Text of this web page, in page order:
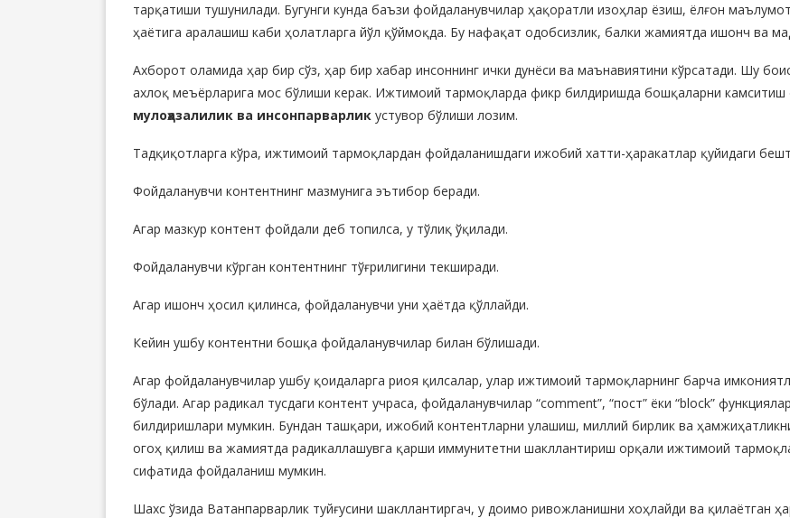
тарқатиши тушунилади. Бугунги кунда баъзи фойдаланувчилар ҳақоратли изоҳлар ёзиш, ёлғон
ҳаётига аралашиш каби ҳолатларга йўл қўймоқда. Бу нафақат одобсизлик, балки жамиятда ишонч ва
Ахборот оламида ҳар бир сўз, ҳар бир хабар инсоннинг ички дунёси ва маънавиятини кўрсатади. Шу
ахлоқ меъёрларига мос бўлиши керак. Ижтимоий тармоқларда фикр билдиришда бошқаларни камситиш
мулоҳазалилик ва инсонпарварлик устувор бўлиши лозим.
Тадқиқотларга кўра, ижтимоий тармоқлардан фойдаланишдаги ижобий хатти-ҳаракатлар қуйидаги
Фойдаланувчи контентнинг мазмунига эътибор беради.
Агар мазкур контент фойдали деб топилса, у тўлиқ ўқилади.
Фойдаланувчи кўрган контентнинг тўғрилигини текширади.
Агар ишонч ҳосил қилинса, фойдаланувчи уни ҳаётда қўллайди.
Кейин ушбу контентни бошқа фойдаланувчилар билан бўлишади.
Агар фойдаланувчилар ушбу қоидаларга риоя қилсалар, улар ижтимоий тармоқларнинг барча
бўлади. Агар радикал тусдаги контент учраса, фойдаланувчилар “cоmment”, “пост” ёки “block”
билдиришлари мумкин. Бундан ташқари, ижобий контентларни улашиш, миллий бирлик ва
огоҳ қилиш ва жамиятда радикаллашувга қарши иммунитетни шакллантириш орқали ижтимоий
сифатида фойдаланиш мумкин.
Шахс ўзида Ватанпарварлик туйғусини шакллантиргач, у доимо ривожланишни хоҳлайди ва қилаётган